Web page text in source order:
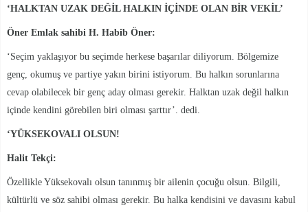
‘HALKTAN UZAK DEĞİL HALKIN İÇİNDE OLAN BİR VEKİL’
Öner Emlak sahibi H. Habib Öner:
‘Seçim yaklaşıyor bu seçimde herkese başarılar diliyorum. Bölgemize
genç, okumuş ve partiye yakın birini istiyorum. Bu halkın sorunlarına
cevap olabilecek bir genç aday olması gerekir. Halktan uzak değil halkın
içinde kendini görebilen biri olması şarttır’. dedi.
‘YÜKSEKOVALI OLSUN!
Halit Tekçi:
Özellikle Yüksekovalı olsun tanınmış bir ailenin çocuğu olsun. Bilgili,
kültürlü ve söz sahibi olması gerekir. Bu halka kendisini ve davasını kabul